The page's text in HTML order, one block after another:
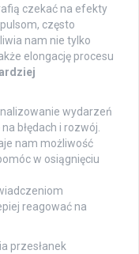
czekać na efekty
często
nam nie tylko
elongację procesu
wydarzeń
błędach i rozwój.
nam możliwość
w osiągnięciu
reagować na
przesłanek